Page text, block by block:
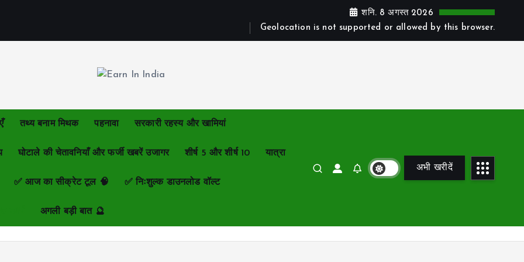
शनि. 8 अगस्त 2026
Geolocation is not supported or allowed by this browser.
तथ्य बनाम मिथक पहनावा सरकारी रहस्य और खामियां
घोटाले की चेतावनियाँ और फर्जी खबरें उजागर शीर्ष 5 और शीर्ष 10 यात्रा
✅ आज का सीक्रेट टूल 🧠 ✅ निःशुल्क डाउनलोड वॉल्ट
अगली बड़ी बात 🔮
अभी खरीदें